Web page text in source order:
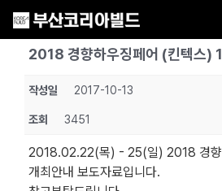
Skip
content
2018 경향하우징페어 (킨텍스)
작성일 2017-10-13
조회 3451
2018.02.22(목) - 25(일) 2018 경향
개최안내 보도자료입니다.